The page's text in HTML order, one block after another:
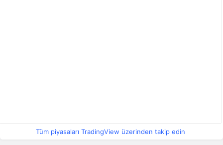
Tüm piyasaları TradingView üzerinden takip edin